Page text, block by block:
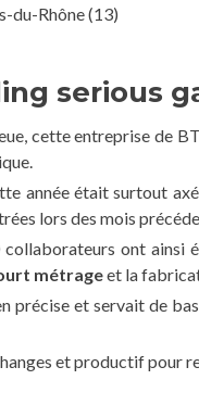
du-Rhône (13)
serious
cette entreprise de
année était surtout
lors des mois
ont ainsi
métrageet la
et servait de
et productif pour